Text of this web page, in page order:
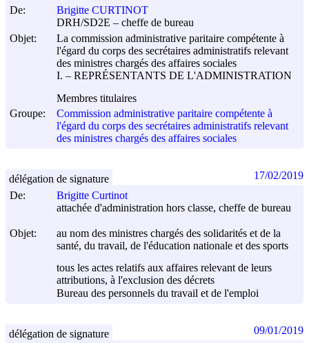
De:
Brigitte CURTINOT
DRH/SD2E – cheffe de bureau
Objet:
La commission administrative paritaire compétente à
l'égard du corps des secrétaires administratifs relevant
des ministres chargés des affaires sociales
I. – REPRÉSENTANTS DE L'ADMINISTRATION
Membres titulaires
Groupe:
Commission administrative paritaire compétente à
l'égard du corps des secrétaires administratifs relevant
des ministres chargés des affaires sociales
De:
Brigitte Curtinot
attachée d'administration hors classe, cheffe de bureau
Objet:
au nom des ministres chargés des solidarités et de la
santé, du travail, de l'éducation nationale et des sports
tous les actes relatifs aux affaires relevant de leurs
attributions, à l'exclusion des décrets
Bureau des personnels du travail et de l'emploi
délégation de signature 17/02/2019
délégation de signature 09/01/2019